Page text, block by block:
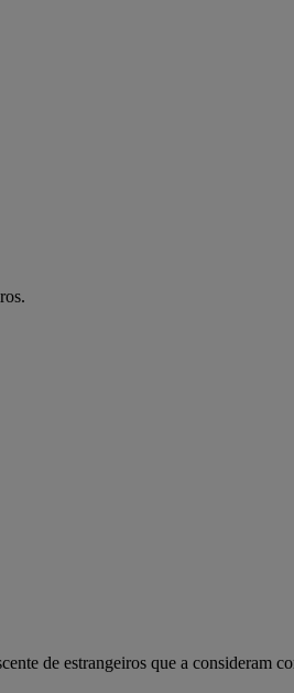
de estrangeiros que a consideram